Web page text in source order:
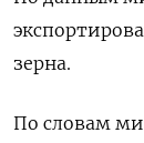
зерна.
По словам